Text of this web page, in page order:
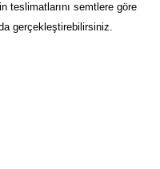
teslimatlarını semtlere göre
gerçekleştirebilirsiniz.